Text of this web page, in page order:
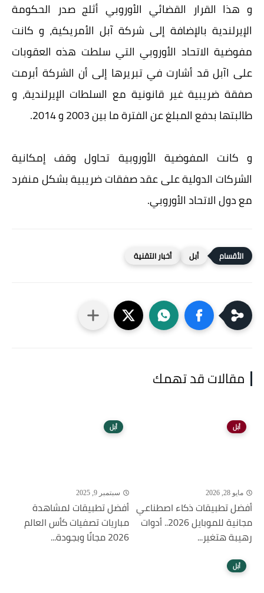
و هذا القرار القضائي الأوروبي أثلج صدر الحكومة
الإيرلندية بالإضافة إلى شركة آبل الأمريكية، و كانت
مفوضية الاتحاد الأوروبي التي سلطت هذه العقوبات
على اآبل قد أشارت في تبريرها إلى أن الشركة أبرمت
صفقة ضريبية غير قانونية مع السلطات الإيرلندية، و
طالبتها بدفع المبلغ عن الفترة ما بين 2003 و 2014.
و كانت المفوضية الأوروبية تحاول وقف إمكانية
الشركات الدولية على عقد صفقات ضريبية بشكل منفرد
مع دول الاتحاد الأوروبي.
أبل أخبار التقنية
مقالات قد تهمك
أبل
مايو 28, 2026
أفضل تطبيقات ذكاء اصطناعي
مجانية للموبايل 2026.. أدوات
رهيبة هتغير...
أبل
سبتمبر 9, 2025
أفضل تطبيقات لمشاهدة
مباريات تصفيات كأس العالم
2026 مجانًا وبجودة...
أبل